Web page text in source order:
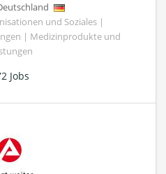
und Soziales |
| Medizinprodukte und
Jobs